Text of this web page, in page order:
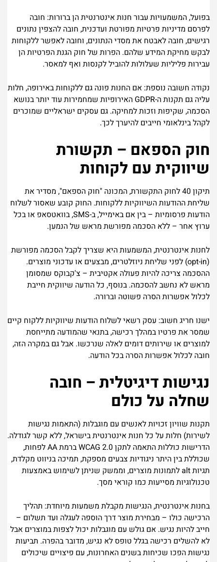
בפועל, המשמעויות עבור חנות אינטרנטית הן ברורות: חובה
לפרסם מדיניות פרטיות מפורטת ועדכנית, חובה להצפין נתונים
רגישים, חובה לאבטח את מסדי הנתונים, וחובה לאפשר ללקוחות
לבקש מחיקת המידע שלהם. הפרות של חוק הגנת הפרטיות הן
עבירות פליליות שעלולות להוביל לקנסות ואף למאסר.
נקודה חשובה נוספת: אם החנות פונה גם ללקוחות באירופה, חלות
עליה גם תקנות ה-GDPR האירופיות שמחמירות עוד יותר בנושא
הסכמה, שקיפות וזכות למחיקה. גם עסקים ישראליים שמוכרים
לקהל בינלאומי חייבים להיערך לכך.
חוק הספאם – תקשורת
שיווקית עם לקוחות
תיקון 40 לחוק התקשורת, המכונה "חוק הספאם", מסדיר את
שליחת ההודעות השיווקיות ללקוחות. החוק קובע שאסור לשלוח
הודעות פרסומיות – בין אם באימייל, ב-SMS, בוואטסאפ או בכל
ערוץ אחר – ללא הסכמה מפורשת מראש של הנמען.
לחנות אינטרנטית, המשמעות היא שצריך לקבל הסכמה מפורשת
(opt-in) לפני שליחת ניוזלטרים, מבצעים או עדכוני מוצרים.
ההסכמה צריכה להיות פעולה אקטיבית – צ'קבוקס שמסומן
מראש לא נחשב להסכמה. בנוסף, כל הודעה שיווקית חייבת
לכלול אפשרות הסרה פשוטה וברורה.
ישנו חריג חשוב: עסק רשאי לשלוח הודעות שיווקיות ללקוח קיים
שמסר את פרטיו במהלך רכישה, בתנאי שהמודעה מתייחסת
למוצרים או שירותים דומים לאלה שנרכשו. אבל גם במקרה הזה,
חובה לכלול אפשרות הסרה בכל הודעה.
נגישות דיגיטלית – חובה
שחלה על כולם
תקנות שוויון זכויות לאנשים עם מוגבלות (התאמות נגישות
לשירות) חלות על כל חנות אינטרנטית בישראל, ללא קשר לגודלה.
הדרישות כוללות התאמה לתקן WCAG 2.0 ברמת AA לפחות,
שכוללת בין היתר ניגודיות צבעים מספקת, תמיכה בניווט מקלדת,
תגיות alt לתמונות מוצרים, וממשק שניתן לשימוש באמצעות
טכנולוגיות מסייעות כמו קוראי מסך.
בחנות אינטרנטית, הנגישות מקבלת משמעות מיוחדת: תהליך
הרכישה כולו – מבחירת מוצר דרך הוספה לעגלה ועד תשלום –
חייב להיות נגיש. אם גולש עם מוגבלות יכול לצפות במוצרים אבל
לא להשלים רכישה בגלל טופס לא נגיש, מדובר בהפרה. תביעות
נגישות הפכו שכיחות בשנים האחרונות, עם פיצויים שיכולים